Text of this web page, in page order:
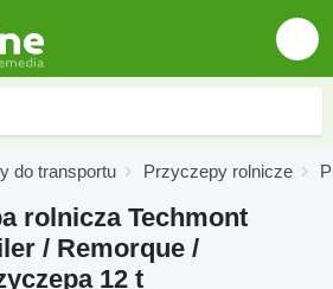
do transportu Przyczepy rolnicze
rolnicza Techmont
/ Remorque /
12 t